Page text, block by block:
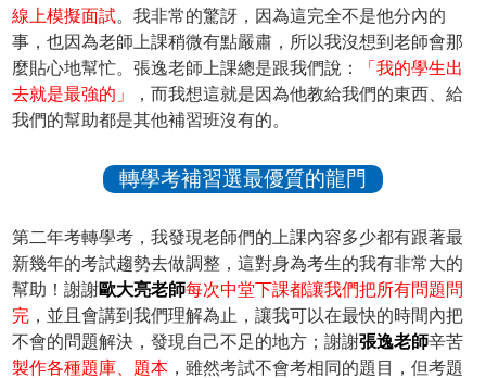
線上模擬面試。我非常的驚訝，因為這完全不是他分內的
事，也因為老師上課稍微有點嚴肅，所以我沒想到老師會那
麼貼心地幫忙。張逸老師上課總是跟我們說：
「我的學生出
去就是最強的」
，而我想這就是因為他教給我們的東西、給
我們的幫助都是其他補習班沒有的。
轉學考補習選最優質的龍門
第二年考轉學考，我發現老師們的上課內容多少都有跟著最
新幾年的考試趨勢去做調整，這對身為考生的我有非常大的
幫助！謝謝歐大亮老師每次中堂下課都讓我們把所有問題問
完 ，並且會講到我們理解為止，讓我可以在最快的時間內把
不會的問題解決，發現自己不足的地方；謝謝張逸老師辛苦
製作各種題庫、題本 ，雖然考試不會考相同的題目，但考題